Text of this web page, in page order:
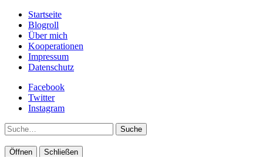
Startseite
Blogroll
Über mich
Kooperationen
Impressum
Datenschutz
Facebook
Twitter
Instagram
Suche
Öffnen Schließen